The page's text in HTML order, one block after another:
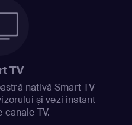
TV
nativă Smart TV
și vezi instant
TV.